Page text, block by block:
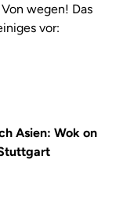
wegen! Das
vor:
Asien: Wok on